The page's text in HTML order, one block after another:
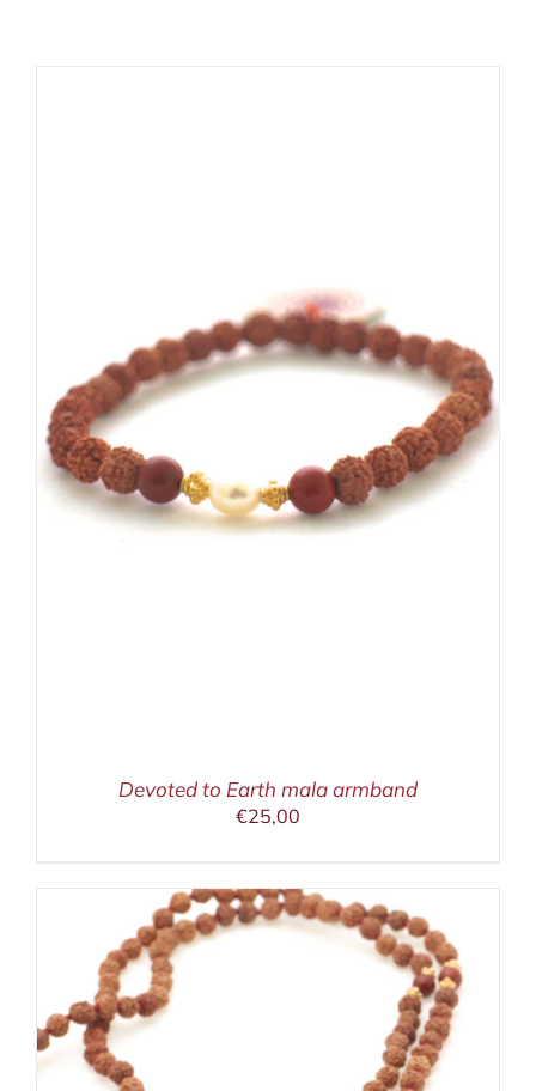
Devoted to Earth mala armband
€25,00